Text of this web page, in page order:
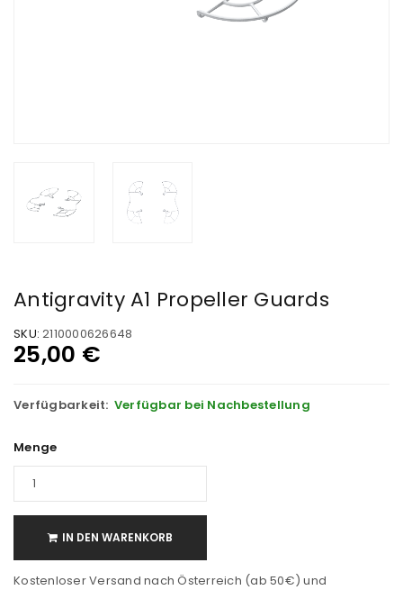
Antigravity A1 Propeller Guards
SKU: 2110000626648
25,00 €
Verfügbarkeit: Verfügbar bei Nachbestellung
Menge
IN DEN WARENKORB
Kostenloser Versand nach Österreich (ab 50€) und